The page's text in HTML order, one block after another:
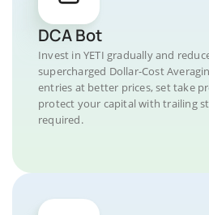
DCA Bot
Invest in YETI gradually and
supercharged Dollar-Cost
entries at better prices, set take
protect your capital with trailing
required.